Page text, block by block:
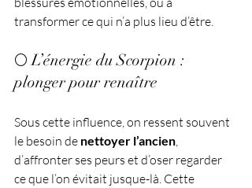
transformer ce qui n’a plus lieu d’être.
🌕 L’énergie du Scorpion :
plonger pour renaître
Sous cette influence, on ressent souvent
le besoin de nettoyer l’ancien,
d’affronter ses peurs et d’oser regarder
ce que l’on évitait jusque-là. Cette